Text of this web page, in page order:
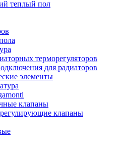
теплый пол
терморегуляторов
для радиаторов
элементы
клапаны
клапаны